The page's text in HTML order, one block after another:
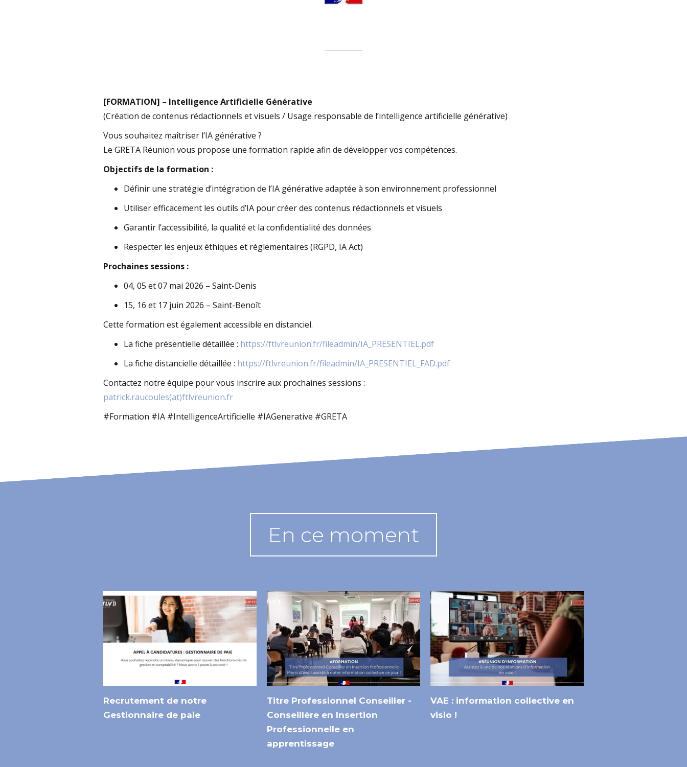
[FORMATION] – Intelligence Artificielle Générative
(Création de contenus rédactionnels et visuels / Usage responsable de l’intelligence artificielle générative)
Vous souhaitez maîtriser l’IA générative ?
Le GRETA Réunion vous propose une formation rapide afin de développer vos compétences.
Objectifs de la formation :
Définir une stratégie d’intégration de l’IA générative adaptée à son environnement professionnel
Utiliser efficacement les outils d’IA pour créer des contenus rédactionnels et visuels
Garantir l’accessibilité, la qualité et la confidentialité des données
Respecter les enjeux éthiques et réglementaires (RGPD, IA Act)
Prochaines sessions :
04, 05 et 07 mai 2026 – Saint-Denis
15, 16 et 17 juin 2026 – Saint-Benoît
Cette formation est également accessible en distanciel.
La fiche présentielle détaillée : https://ftlvreunion.fr/fileadmin/IA_PRESENTIEL.pdf
La fiche distancielle détaillée : https://ftlvreunion.fr/fileadmin/IA_PRESENTIEL_FAD.pdf
Contactez notre équipe pour vous inscrire aux prochaines sessions :
patrick.raucoules(at)ftlvreunion.fr
#Formation #IA #IntelligenceArtificielle #IAGenerative #GRETA
En ce moment
Recrutement de notre
Gestionnaire de paie
Titre Professionnel Conseiller -
Conseillère en Insertion
Professionnelle en
apprentissage
VAE : information collective en
visio !